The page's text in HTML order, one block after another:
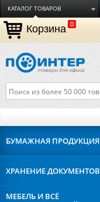
КАТАЛОГ ТОВАРОВ
ДОСТАВКА
ОПЛАТА
ТОРГОВЫЕ МАРКИ
О КОМПАНИИ
Корзина 0
БУМАЖНАЯ ПРОДУКЦИЯ
ХРАНЕНИЕДОКУМЕНТОВ
МЕБЕЛЬ И ВСЁ